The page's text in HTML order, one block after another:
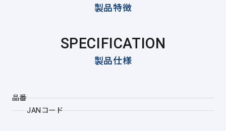
製品特徴
SPECIFICATION
製品仕様
品番
JANコード